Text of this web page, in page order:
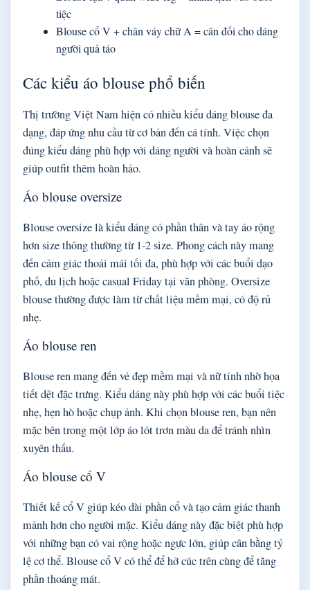
tiệc
Blouse cổ V + chân váy chữ A = cân đối cho dáng
người quả táo
Các kiểu áo blouse phổ biến
Thị trường Việt Nam hiện có nhiều kiểu dáng blouse đa
dạng, đáp ứng nhu cầu từ cơ bản đến cá tính. Việc chọn
đúng kiểu dáng phù hợp với dáng người và hoàn cảnh sẽ
giúp outfit thêm hoàn hảo.
Áo blouse oversize
Blouse oversize là kiểu dáng có phần thân và tay áo rộng
hơn size thông thường từ 1-2 size. Phong cách này mang
đến cảm giác thoải mái tối đa, phù hợp với các buổi dạo
phố, du lịch hoặc casual Friday tại văn phòng. Oversize
blouse thường được làm từ chất liệu mềm mại, có độ rủ
nhẹ.
Áo blouse ren
Blouse ren mang đến vẻ đẹp mềm mại và nữ tính nhờ họa
tiết dệt đặc trưng. Kiểu dáng này phù hợp với các buổi tiệc
nhẹ, hẹn hò hoặc chụp ảnh. Khi chọn blouse ren, bạn nên
mặc bên trong một lớp áo lót trơn màu da để tránh nhìn
xuyên thấu.
Áo blouse cổ V
Thiết kế cổ V giúp kéo dài phần cổ và tạo cảm giác thanh
mảnh hơn cho người mặc. Kiểu dáng này đặc biệt phù hợp
với những bạn có vai rộng hoặc ngực lớn, giúp cân bằng tỷ
lệ cơ thể. Blouse cổ V có thể để hở cúc trên cùng để tăng
phần thoáng mát.